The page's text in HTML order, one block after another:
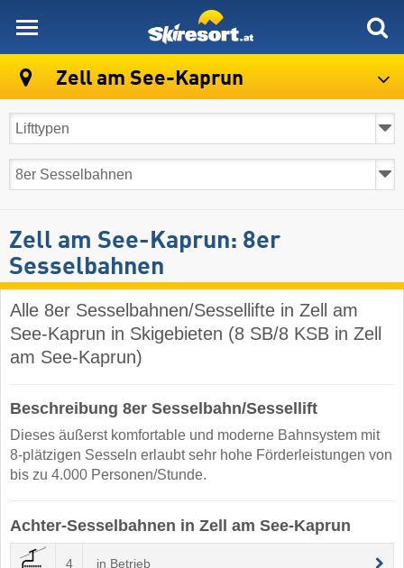
Zell am See-Kaprun
Zell am See-Kaprun: 8er
Sesselbahnen
Alle 8er Sesselbahnen/Sessellifte in Zell am
See-Kaprun in Skigebieten (8 SB/8 KSB in Zell
am See-Kaprun)
Beschreibung 8er Sesselbahn/Sessellift
Dieses äußerst komfortable und moderne Bahnsystem mit
8-plätzigen Sesseln erlaubt sehr hohe Förderleistungen von
bis zu 4.000 Personen/Stunde.
Achter-Sesselbahnen in Zell am See-Kaprun
4 in Betrieb